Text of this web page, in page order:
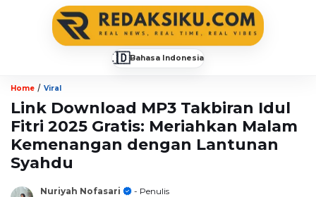
🇮🇩Bahasa Indonesia
Home / Viral
Link Download MP3 Takbiran Idul
Fitri 2025 Gratis: Meriahkan Malam
Kemenangan dengan Lantunan
Syahdu
Nuriyah Nofasari
- Penulis